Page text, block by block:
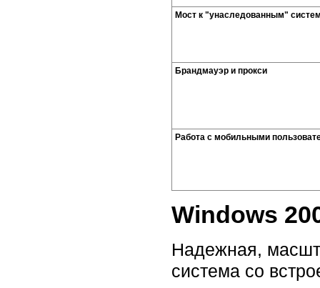
Мост к "унаследованным"
Брандмауэр и прокси
Работа с мобильными
Windows
Надежная,
система со